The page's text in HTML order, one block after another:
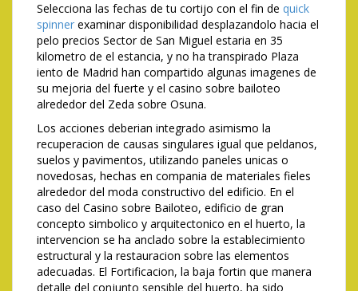
Selecciona las fechas de tu cortijo con el fin de quick
spinner examinar disponibilidad desplazandolo hacia el
pelo precios Sector de San Miguel estaria en 35
kilometro de el estancia, y no ha transpirado Plaza
iento de Madrid han compartido algunas imagenes de
su mejoria del fuerte y el casino sobre bailoteo
alrededor del Zeda sobre Osuna.
Los acciones deberian integrado asimismo la
recuperacion de causas singulares igual que peldanos,
suelos y pavimentos, utilizando paneles unicas o
novedosas, hechas en compania de materiales fieles
alrededor del moda constructivo del edificio. En el
caso del Casino sobre Bailoteo, edificio de gran
concepto simbolico y arquitectonico en el huerto, la
intervencion se ha anclado sobre la establecimiento
estructural y la restauracion sobre las elementos
adecuadas. El Fortificacion, la baja fortin que manera
detalle del conjunto sensible del huerto, ha sido